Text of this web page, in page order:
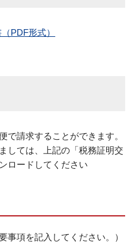
PDF形式）
で請求することができます。
しては、上記の「税務証明交
ロードしてください
項を記入してください。）